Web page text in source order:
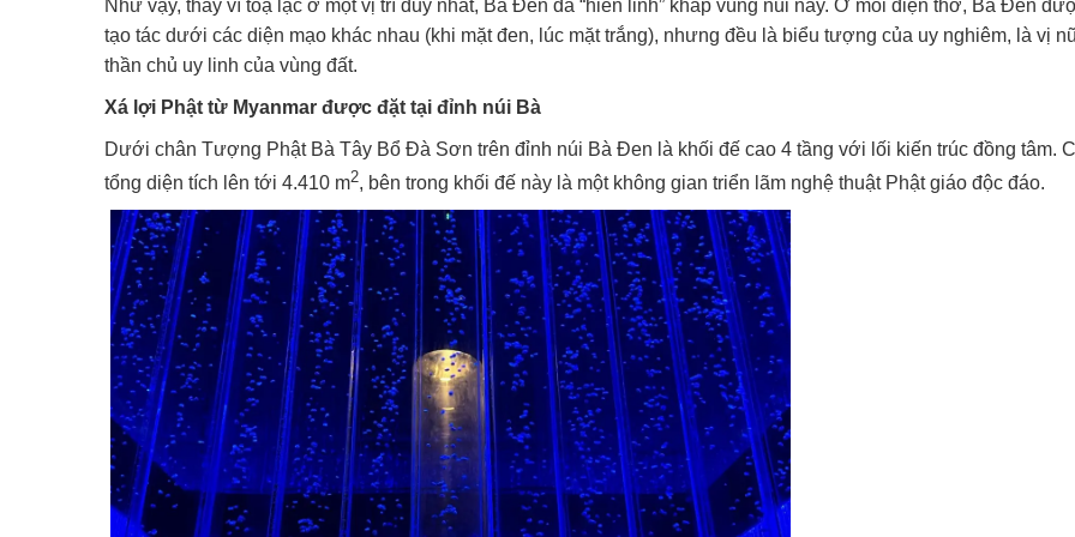
Như vậy, thay vì toạ lạc ở một vị trí duy nhất, Bà Đen đã “hiển linh” khắp vùng núi này. Ở mỗi điện thờ, Bà Đen
tạo tác dưới các diện mạo khác nhau (khi mặt đen, lúc mặt trắng), nhưng đều là biểu tượng của uy nghiêm, là vị
thần chủ uy linh của vùng đất.
Xá lợi Phật từ Myanmar được đặt tại đỉnh núi Bà
Dưới chân Tượng Phật Bà Tây Bổ Đà Sơn trên đỉnh núi Bà Đen là khối đế cao 4 tầng với lối kiến trúc đồng tâm.
tổng diện tích lên tới 4.410 m2, bên trong khối đế này là một không gian triển lãm nghệ thuật Phật giáo độc đáo.